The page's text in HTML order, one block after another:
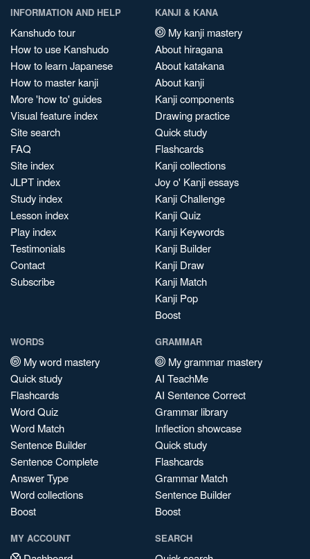
INFORMATION AND HELP
Kanshudo tour
How to use Kanshudo
How to learn Japanese
How to master kanji
More 'how to' guides
Visual feature index
Site search
FAQ
Site index
JLPT index
Study index
Lesson index
Play index
Testimonials
Contact
Subscribe
KANJI & KANA
My kanji mastery
About hiragana
About katakana
About kanji
Kanji components
Drawing practice
Quick study
Flashcards
Kanji collections
Joy o' Kanji essays
Kanji Challenge
Kanji Quiz
Kanji Keywords
Kanji Builder
Kanji Draw
Kanji Match
Kanji Pop
Boost
WORDS
My word mastery
Quick study
Flashcards
Word Quiz
Word Match
Sentence Builder
Sentence Complete
Answer Type
Word collections
Boost
GRAMMAR
My grammar mastery
AI TeachMe
AI Sentence Correct
Grammar library
Inflection showcase
Quick study
Flashcards
Grammar Match
Sentence Builder
Boost
MY ACCOUNT SEARCH